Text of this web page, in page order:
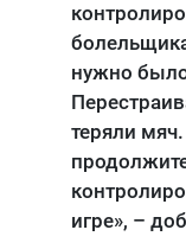
нужно
теряли
игре», –